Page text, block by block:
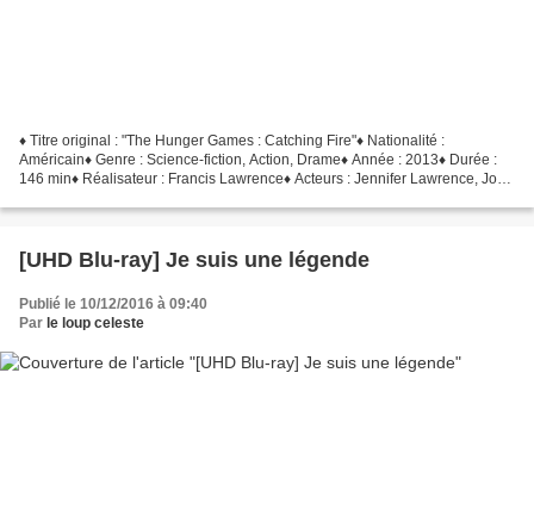
♦ Titre original : "The Hunger Games : Catching Fire"♦ Nationalité :
Américain♦ Genre : Science-fiction, Action, Drame♦ Année : 2013♦ Durée :
146 min♦ Réalisateur : Francis Lawrence♦ Acteurs : Jennifer Lawrence, Josh
[UHD Blu-ray] Je suis une légende
Publié le 10/12/2016 à 09:40
Par le loup celeste